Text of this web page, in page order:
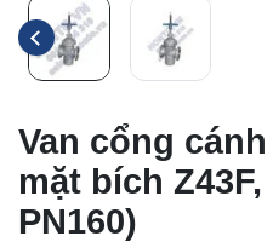
Van cổng
mặt bích Z43F,
PN160)